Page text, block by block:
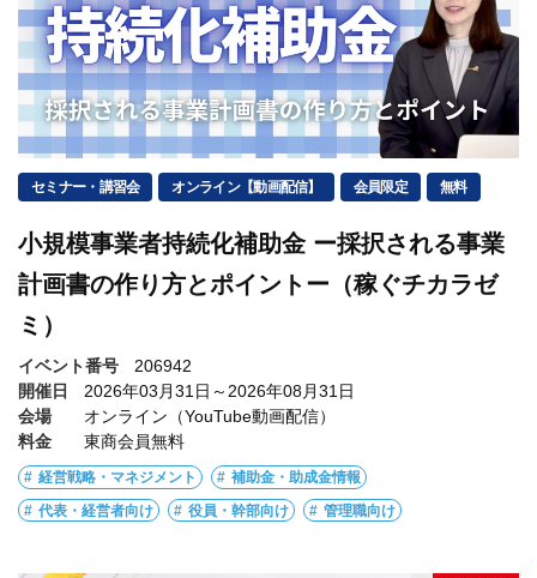
セミナー・講習会 オンライン【動画配信】 会員限定 無料
小規模事業者持続化補助金 ー採択される事業
計画書の作り方とポイントー（稼ぐチカラゼ
ミ）
イベント番号
206942
開催日
2026年03月31日～2026年08月31日
会場
オンライン（YouTube動画配信）
料金
東商会員無料
経営戦略・マネジメント 補助金・助成金情報
代表・経営者向け 役員・幹部向け 管理職向け